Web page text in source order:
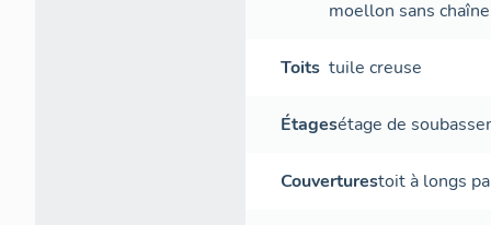
moellon sans
Toits tuile creuse
Étagesétage de
Couverturestoit à longs